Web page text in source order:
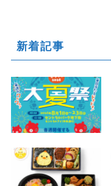
新着記事